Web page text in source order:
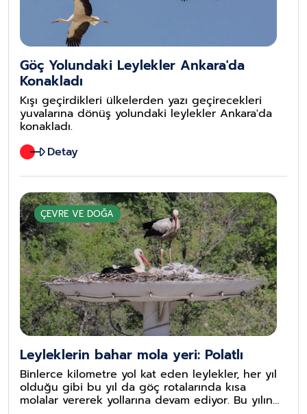
Göç Yolundaki Leylekler Ankara'da
Konakladı
Kışı geçirdikleri ülkelerden yazı geçirecekleri
yuvalarına dönüş yolundaki leylekler Ankara'da
konakladı.
Detay
ÇEVRE VE DOĞA
Leyleklerin bahar mola yeri: Polatlı
Binlerce kilometre yol kat eden leylekler, her yıl
olduğu gibi bu yıl da göç rotalarında kısa
molalar vererek yollarına devam ediyor. Bu yılın